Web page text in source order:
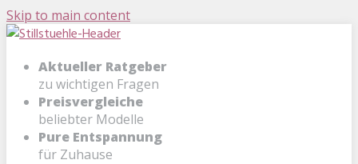
Skip to main content
Aktueller Ratgeber
zu wichtigen Fragen
Preisvergleiche
beliebter Modelle
Pure Entspannung
für Zuhause